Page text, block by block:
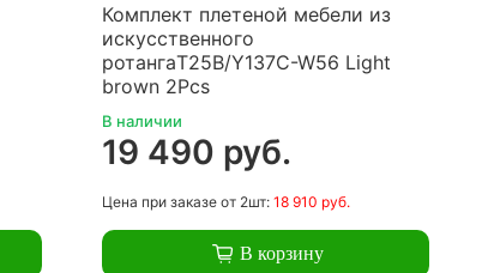
Комплект плетеной мебели из
искусственного
ротангаT25B/Y137C-W56 Light
brown 2Pcs
В наличии
19 490 руб.
Цена при заказеот 2шт: 18 910 руб.
В корзину